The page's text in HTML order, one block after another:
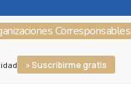
Corresponsables
» Suscribirme gratis